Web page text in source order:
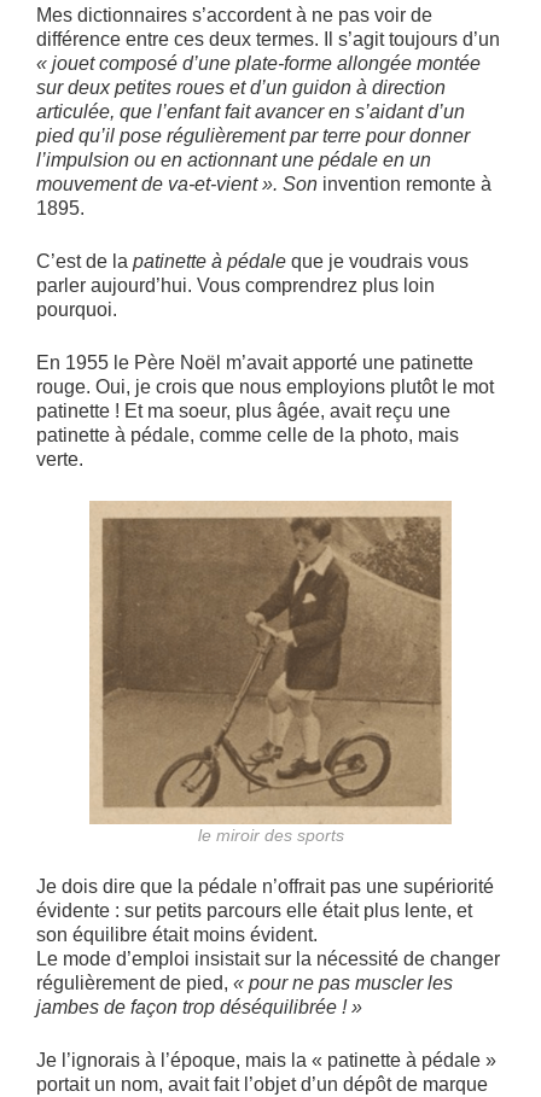
Mes dictionnaires s’accordent à ne pas voir de
différence entre ces deux termes. Il s’agit toujours d’un
« jouet composé d’une plate-forme allongée montée
sur deux petites roues et d’un guidon à direction
articulée, que l’enfant fait avancer en s’aidant d’un
pied qu’il pose régulièrement par terre pour donner
l’impulsion ou en actionnant une pédale en un
mouvement de va-et-vient ». Son invention remonte à
1895.
C’est de la patinette à pédale que je voudrais vous
parler aujourd’hui. Vous comprendrez plus loin
pourquoi.
En 1955 le Père Noël m’avait apporté une patinette
rouge. Oui, je crois que nous employions plutôt le mot
patinette ! Et ma soeur, plus âgée, avait reçu une
patinette à pédale, comme celle de la photo, mais
verte.
le miroir des sports
Je dois dire que la pédale n’offrait pas une supériorité
évidente : sur petits parcours elle était plus lente, et
son équilibre était moins évident.
Le mode d’emploi insistait sur la nécessité de changer
régulièrement de pied, « pour ne pas muscler les
jambes de façon trop déséquilibrée ! »
Je l’ignorais à l’époque, mais la « patinette à pédale »
portait un nom, avait fait l’objet d’un dépôt de marque